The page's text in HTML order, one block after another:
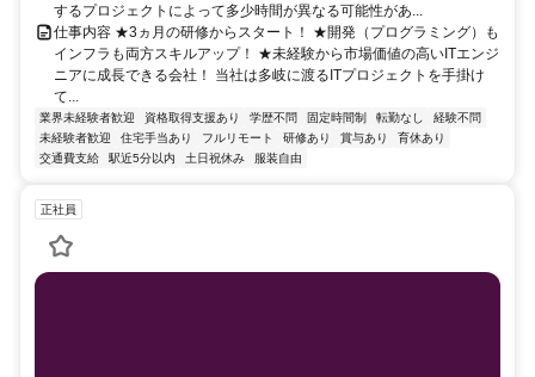
するプロジェクトによって多少時間が異なる可能性があ...
仕事内容 ★3ヵ月の研修からスタート！ ★開発（プログラミング）も
インフラも両方スキルアップ！ ★未経験から市場価値の高いITエンジ
ニアに成長できる会社！ 当社は多岐に渡るITプロジェクトを手掛け
て...
業界未経験者歓迎 資格取得支援あり 学歴不問 固定時間制 転勤なし
経験不問
未経験者歓迎
住宅手当あり フルリモート 研修あり 賞与あり
育休あり
交通費支給
駅近5分以内 土日祝休み 服装自由
正社員